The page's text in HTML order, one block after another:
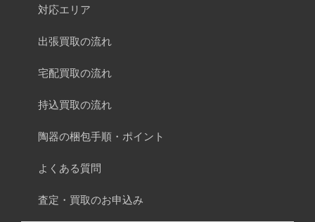
対応エリア
出張買取の流れ
宅配買取の流れ
持込買取の流れ
陶器の梱包手順・ポイント
よくある質問
査定・買取のお申込み